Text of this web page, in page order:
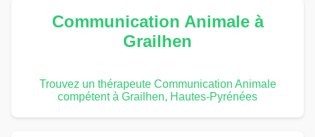
Communication Animale à
Grailhen
Trouvez un thérapeute Communication Animale
compétent à Grailhen, Hautes-Pyrénées